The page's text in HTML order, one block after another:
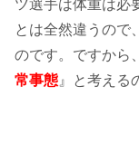
ツ選手は体重は必
とは全然違うので
のです。ですから
常事態 』と考える